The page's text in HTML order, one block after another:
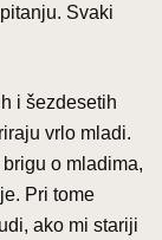
Svaki
i šezdesetih
vrlo mladi.
o mladima,
Pri tome
ako mi stariji